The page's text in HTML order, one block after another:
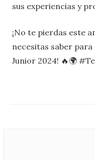
sus experiencias y
¡No te pierdas este
necesitas saber
Junior 2024! 🔥🌍